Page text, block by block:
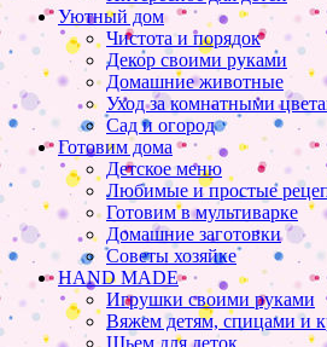
Уютный дом
Чистота и порядок
Декор своими руками
Домашние животные
Уход за комнатными
Сад и огород
Готовим дома
Детское меню
Любимые и простые
Готовим в мультиварке
Домашние заготовки
Советы хозяйке
HAND MADE
Игрушки своими руками
Вяжем детям, спицами и
Шьем для деток